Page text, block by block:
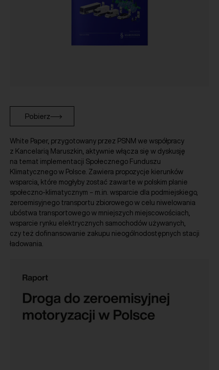
Pobierz
White Paper, przygotowany przez PSNM we współpracy
z Kancelarią Maruszkin, aktywnie włącza się w dyskusję
na temat implementacji Społecznego Funduszu
Klimatycznego w Polsce. Zawiera propozycje kierunków
wsparcia, które mogłyby zostać zawarte w polskim planie
społeczno-klimatycznym – m.in. wsparcie dla podmiejskiego,
zeroemisyjnego transportu zbiorowego w celu niwelowania
ubóstwa transportowego w mniejszych miejscowościach,
wsparcie rynku elektrycznych samochodów używanych,
czy też dofinansowanie zakupu nieogólnodostępnych stacji
ładowania.